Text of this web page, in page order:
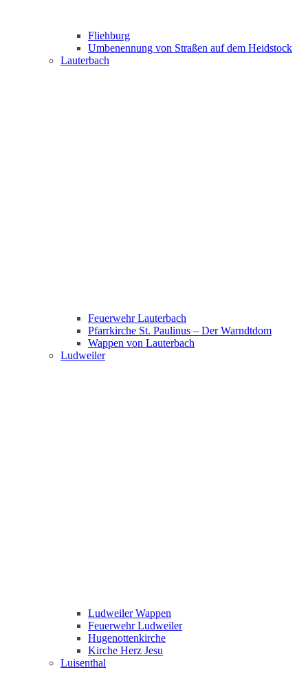
Fliehburg
Umbenennung von Straßen auf dem Heidstock
Lauterbach
Feuerwehr Lauterbach
Pfarrkirche St. Paulinus – Der Warndtdom
Wappen von Lauterbach
Ludweiler
Ludweiler Wappen
Feuerwehr Ludweiler
Hugenottenkirche
Kirche Herz Jesu
Luisenthal